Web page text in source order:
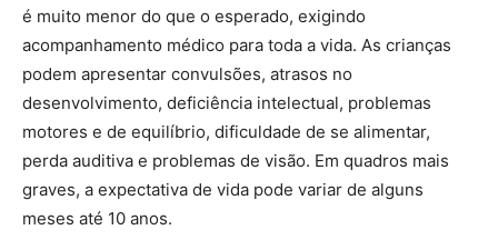
é muito menor do que o esperado, exigindo
acompanhamento médico para toda a vida. As crianças
podem apresentar convulsões, atrasos no
desenvolvimento, deficiência intelectual, problemas
motores e de equilíbrio, dificuldade de se alimentar,
perda auditiva e problemas de visão. Em quadros mais
graves, a expectativa de vida pode variar de alguns
meses até 10 anos.